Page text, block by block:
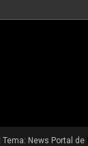
Tema: News Portal de